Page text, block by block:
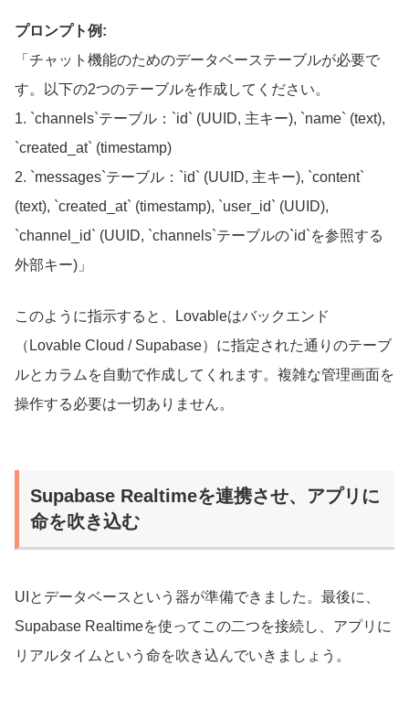
プロンプト例:
「チャット機能のためのデータベーステーブルが必要で
す。以下の2つのテーブルを作成してください。
1. `channels`テーブル：`id` (UUID, 主キー), `name` (text),
`created_at` (timestamp)
2. `messages`テーブル：`id` (UUID, 主キー), `content`
(text), `created_at` (timestamp), `user_id` (UUID),
`channel_id` (UUID, `channels`テーブルの`id`を参照する
外部キー)」
このように指示すると、Lovableはバックエンド
（Lovable Cloud / Supabase）に指定された通りのテーブ
ルとカラムを自動で作成してくれます。複雑な管理画面を
操作する必要は一切ありません。
Supabase Realtimeを連携させ、アプリに
命を吹き込む
UIとデータベースという器が準備できました。最後に、
Supabase Realtimeを使ってこの二つを接続し、アプリに
リアルタイムという命を吹き込んでいきましょう。